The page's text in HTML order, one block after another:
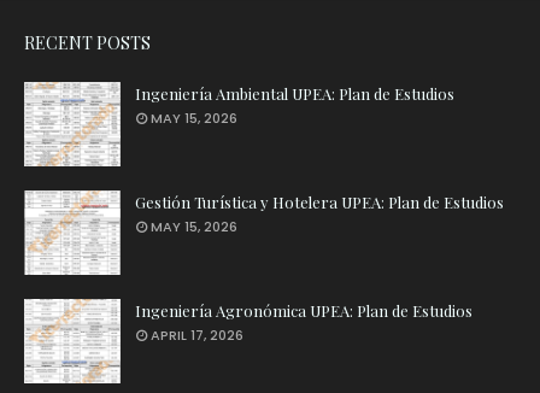
RECENT POSTS
Ingeniería Ambiental UPEA: Plan de Estudios
MAY 15, 2026
Gestión Turística y Hotelera UPEA: Plan de Estudios
MAY 15, 2026
Ingeniería Agronómica UPEA: Plan de Estudios
APRIL 17, 2026